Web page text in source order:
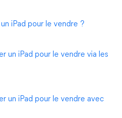
iPad pour le vendre ?
un iPad pour le vendre via les
un iPad pour le vendre avec